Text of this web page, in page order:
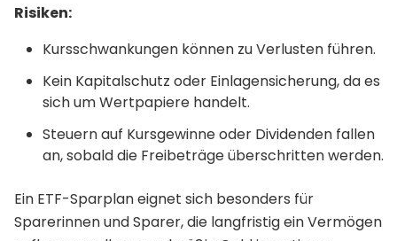
Risiken:
Kursschwankungen können zu Verlusten führen.
Kein Kapitalschutz oder Einlagensicherung, da es
sich um Wertpapiere handelt.
Steuern auf Kursgewinne oder Dividenden fallen
an, sobald die Freibeträge überschritten werden.
Ein ETF-Sparplan eignet sich besonders für
Sparerinnen und Sparer, die langfristig ein Vermögen